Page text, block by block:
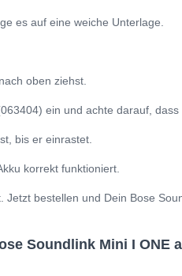
es auf eine weiche Unterlage.
oben ziehst.
ein und achte darauf, dass
bis er einrastet.
korrekt funktioniert.
bestellen und Dein Bose
Soundlink Mini I ONE